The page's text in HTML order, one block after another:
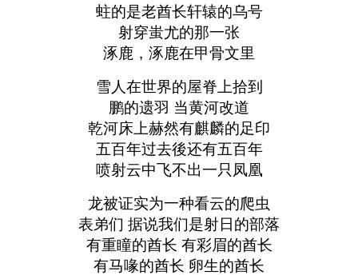
蛀的是老酋长轩辕的乌号
射穿蚩尤的那一张
涿鹿，涿鹿在甲骨文里
雪人在世界的屋脊上拾到
鹏的遗羽 当黄河改道
乾河床上赫然有麒麟的足印
五百年过去後还有五百年
喷射云中飞不出一只凤凰
龙被证实为一种看云的爬虫
表弟们 据说我们是射日的部落
有重瞳的酋长 有彩眉的酋长
有马喙的酋长 卵生的酋长